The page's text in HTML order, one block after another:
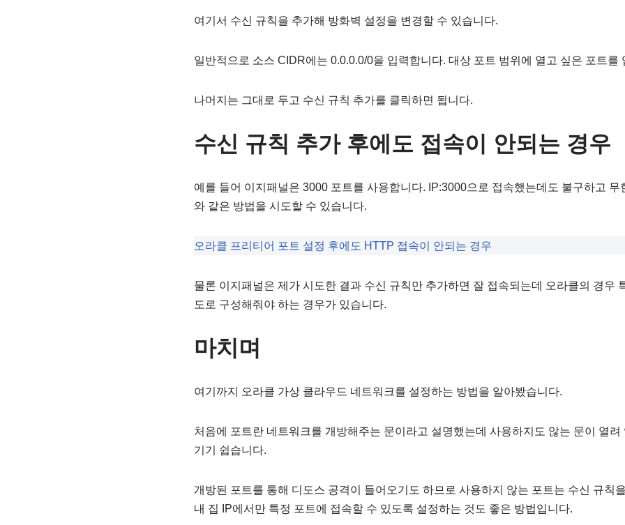
여기서 수신 규칙을 추가해 방화벽 설정을 변경할 수 있습니다.
일반적으로 소스 CIDR에는 0.0.0.0/0을 입력합니다. 대상 포트 범위에 열고 싶은 포트를
나머지는 그대로 두고 수신 규칙 추가를 클릭하면 됩니다.
수신 규칙 추가 후에도 접속이 안되는 경우
예를 들어 이지패널은 3000 포트를 사용합니다. IP:3000으로 접속했는데도 불구하고 무
와 같은 방법을 시도할 수 있습니다.
오라클 프리티어 포트 설정 후에도 HTTP 접속이 안되는 경우
물론 이지패널은 제가 시도한 결과 수신 규칙만 추가하면 잘 접속되는데 오라클의 경우
도로 구성해줘야 하는 경우가 있습니다.
마치며
여기까지 오라클 가상 클라우드 네트워크를 설정하는 방법을 알아봤습니다.
처음에 포트란 네트워크를 개방해주는 문이라고 설명했는데 사용하지도 않는 문이 열
기기 쉽습니다.
개방된 포트를 통해 디도스 공격이 들어오기도 하므로 사용하지 않는 포트는 수신 규칙
내 집 IP에서만 특정 포트에 접속할 수 있도록 설정하는 것도 좋은 방법입니다.